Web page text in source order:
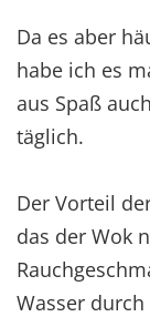
Da es aber
habe ich es
aus Spaß
täglich.
Der Vorteil
das der Wok
Wasser